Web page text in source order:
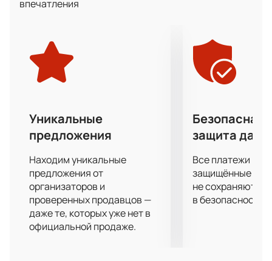
Кубок Континента, Кубок Открытия и Кубок
Нижнекамский «Нефтехимик» пока что не может
похвастаться такими результатами. Но тем не
менее это тоже клуб с богатой историей и волевым
характером. В КХЛ считается крепким коллективов
Именно «ЦСКА» будет фаворитов матча, но и
хоккеистов «Нефтехимика» не стоит заранее
списывать со счетов.
Купить билеты на хоккейный матч тура
континентального чемпионата между «ЦСКА»
(Москва) и «Нефтехимиком» (Нижнекамск) можно
на нашем сайте.
впечатления
Уникальные
предложения
Находим уникальные
предложения от
организаторов и
проверенных продавцов —
даже те, которых уже нет в
официальной продаже.
Безопасная
защита
Все платежи
защищённые
не сохраняются
в безопасности.